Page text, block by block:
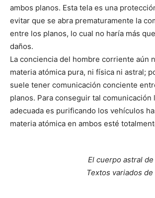
ambos planos. Esta tela es una
evitar que se abra prematuramente la
entre los planos, lo cual no haría más
daños.
La conciencia del hombre corriente aún
materia atómica pura, ni física ni astral;
suele tener comunicación conciente
planos. Para conseguir tal comunicación
adecuada es purificando los vehículos
materia atómica en ambos esté
El cuerpo astral
Textos variados